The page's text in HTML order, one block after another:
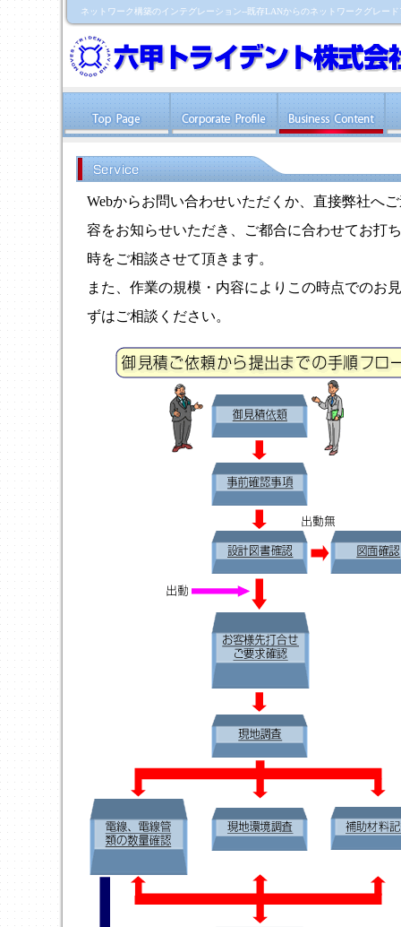
ネットワーク構築のインテグレーション--既存LANからのネットワークグレー
Webからお問い合わせいただくか、直接弊社へ
容をお知らせいただき、ご都合に合わせてお打
時をご相談させて頂きます。
また、作業の規模・内容によりこの時点でのお
ずはご相談ください。